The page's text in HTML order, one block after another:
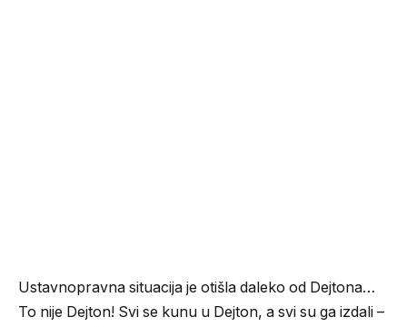
Ustavnopravna situacija je otišla daleko od Dejtona…
To nije Dejton! Svi se kunu u Dejton, a svi su ga izdali –